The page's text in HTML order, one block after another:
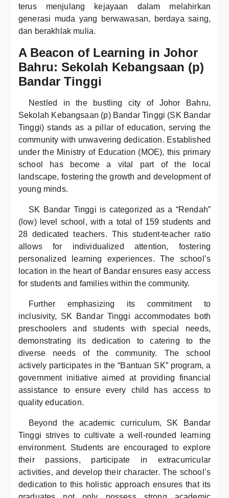
terus menjulang kejayaan dalam melahirkan
generasi muda yang berwawasan, berdaya saing,
dan berakhlak mulia.
A Beacon of Learning in Johor
Bahru: Sekolah Kebangsaan (p)
Bandar Tinggi
Nestled in the bustling city of Johor Bahru,
Sekolah Kebangsaan (p) Bandar Tinggi (SK Bandar
Tinggi) stands as a pillar of education, serving the
community with unwavering dedication. Established
under the Ministry of Education (MOE), this primary
school has become a vital part of the local
landscape, fostering the growth and development of
young minds.
SK Bandar Tinggi is categorized as a “Rendah”
(low) level school, with a total of 159 students and
28 dedicated teachers. This student-teacher ratio
allows for individualized attention, fostering
personalized learning experiences. The school’s
location in the heart of Bandar ensures easy access
for students and families within the community.
Further emphasizing its commitment to
inclusivity, SK Bandar Tinggi accommodates both
preschoolers and students with special needs,
demonstrating its dedication to catering to the
diverse needs of the community. The school
actively participates in the “Bantuan SK” program, a
government initiative aimed at providing financial
assistance to ensure every child has access to
quality education.
Beyond the academic curriculum, SK Bandar
Tinggi strives to cultivate a well-rounded learning
environment. Students are encouraged to explore
their passions, participate in extracurricular
activities, and develop their character. The school’s
dedication to this holistic approach ensures that its